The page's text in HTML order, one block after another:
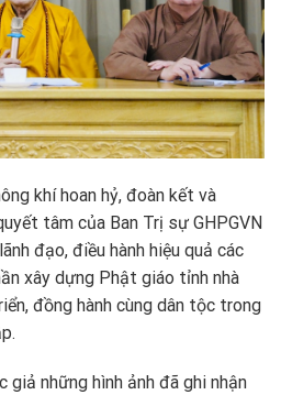
khí hoan hỷ, đoàn kết và
tâm của Ban Trị sự GHPGVN
đạo, điều hành hiệu quả các
xây dựng Phật giáo tỉnh nhà
đồng hành cùng dân tộc trong
những hình ảnh đã ghi nhận